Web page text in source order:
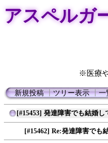
アスペルガ
※医療
新規投稿┃ツリー表示┃一
[#15453] 発達障害でも結婚し
[#15462] Re:発達障害でも